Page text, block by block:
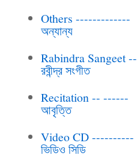
Others -------------
অন্যান্য
Rabindra Sangeet --
রবীন্দ্র সংগীত
Recitation -- ------
আবৃত্তি
Video CD ----------
ভিডিও সিডি